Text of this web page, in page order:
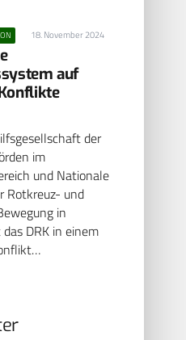
18. November 2024
auf
der
im
und Nationale
Rotkreuz- und
in
DRK in einem